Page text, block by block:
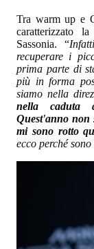
Tra warm up e
caratterizzato
Sassonia. “
recuperare i
prima parte di
più in forma
siamo nella
nella caduta
Quest'anno non
mi sono rotto
ecco perché